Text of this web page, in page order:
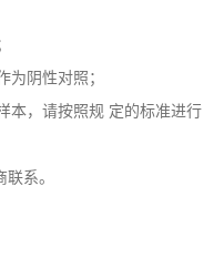
为阴性对照；
本，请按照规 定的标准进行
系。